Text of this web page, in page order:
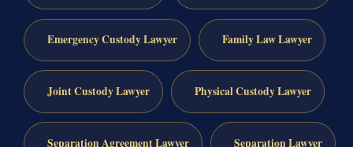
Emergency Custody Lawyer Family Law Lawyer
Joint Custody Lawyer Physical Custody Lawyer
Separation Agreement Lawyer Separation Lawyer